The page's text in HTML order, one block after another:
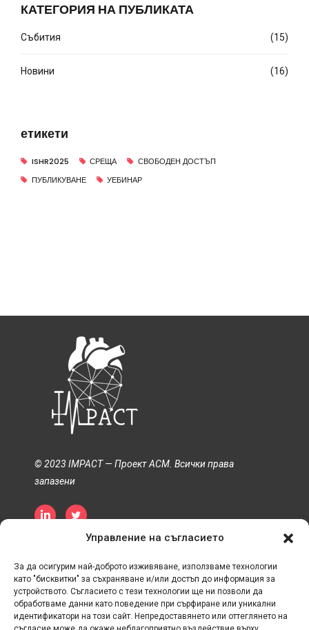
Управление на съгласието
За да осигурим най-доброто изживяване, използваме технологии
като "бисквитки" за съхраняване и/или достъп до информация за
устройството. Съгласието с тези технологии ще ни позволи да
обработваме данни като поведение при сърфиране или уникални
идентификатори на този сайт. Непредоставянето или оттеглянето на
КАТЕГОРИЯ НА ПУБЛИКАТА
Събития (15)
Новини (16)
етикети
ISHR2025 СРЕЩА
СВОБОДЕН ДОСТЪП
ПУБЛИКУВАНЕ
УЕБИНАР
© 2023 IMPACT — Проект ACM. Всички права
запазени
Политика за поверителност
Политика за бисквитките